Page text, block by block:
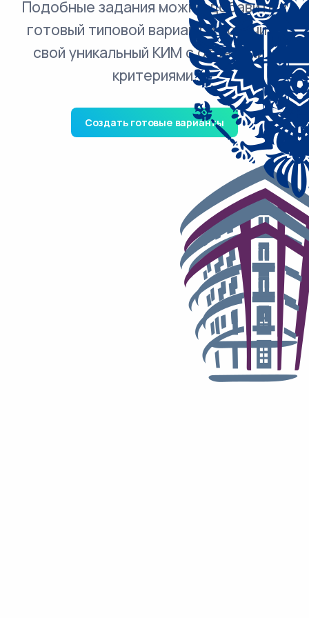
Подобные задания можно добавить в
готовый типовой вариант и получить
свой уникальный КИМ с ответами и
критериями.
Создать готовые варианты